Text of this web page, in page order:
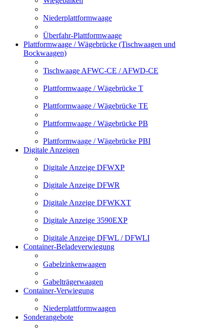
Niederplattformwaage
Überfahr-Plattformwaage
Plattformwaage / Wägebrücke (Tischwaagen und
Bockwaagen)
Tischwaage AFWC-CE / AFWD-CE
Plattformwaage / Wägebrücke T
Plattformwaage / Wägebrücke TE
Plattformwaage / Wägebrücke PB
Plattformwaage / Wägebrücke PBI
Digitale Anzeigen
Digitale Anzeige DFWXP
Digitale Anzeige DFWR
Digitale Anzeige DFWKXT
Digitale Anzeige 3590EXP
Digitale Anzeige DFWL / DFWLI
Container-Beladeverwiegung
Gabelzinkenwaagen
Gabelträgerwaagen
Container-Verwiegung
Niederplattformwaagen
Sonderangebote